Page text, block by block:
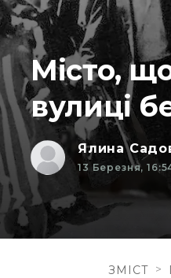
Місто,
вулиці
Ялина
13 Березня,
ЗМІСТ >